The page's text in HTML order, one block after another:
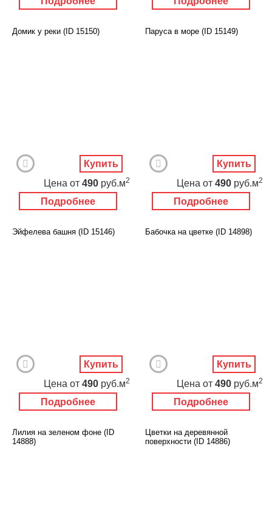
Домик у реки (ID 15150)
Подробнее
Цена от 490 руб.м2
Купить
Паруса в море (ID 15149)
Подробнее
Цена от 490 руб.м2
Купить
Эйфелева башня (ID 15146)
Подробнее
Цена от 490 руб.м2
Купить
Бабочка на цветке (ID 14898)
Подробнее
Цена от 490 руб.м2
Купить
Лилия на зеленом фоне (ID
14888)
Цветки на деревянной
поверхности (ID 14886)